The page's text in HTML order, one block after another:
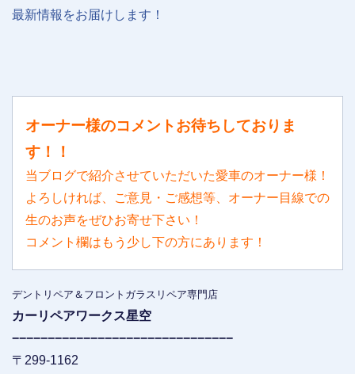
最新情報をお届けします！
オーナー様のコメントお待ちしておりま
す！！
当ブログで紹介させていただいた愛車のオーナー様！
よろしければ、ご意見・ご感想等、オーナー目線での
生のお声をぜひお寄せ下さい！
コメント欄はもう少し下の方にあります！
デントリペア＆フロントガラスリペア専門店
カーリペアワークス星空
−−−−−−−−−−−−−−−−−−−−−−−−−−−−−−−
〒299-1162